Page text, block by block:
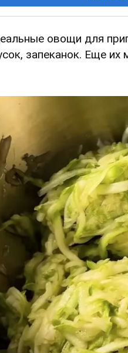
овощи для
запеканок. Еще